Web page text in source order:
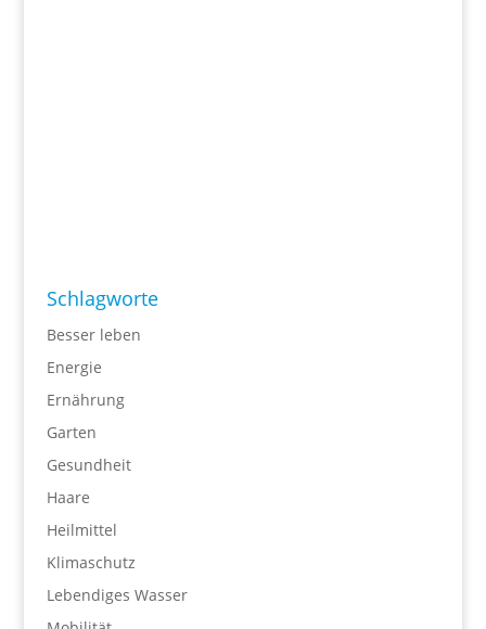
Schlagworte
Besser leben
Energie
Ernährung
Garten
Gesundheit
Haare
Heilmittel
Klimaschutz
Lebendiges Wasser